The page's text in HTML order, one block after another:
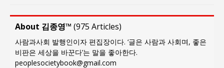
About 김종영™ (975 Articles)
사람과사회 발행인이자 편집장이다. ‘글은 사람과 사회며, 좋은
비판은 세상을 바꾼다’는 말을 좋아한다.
peoplesocietybook@gmail.com